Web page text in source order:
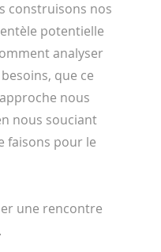
construisons nos
potentielle
analyser
que ce
nous
nous souciant
faisons pour le
une rencontre